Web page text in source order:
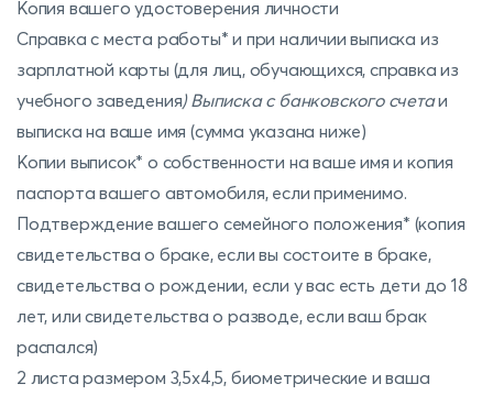
Копия вашего удостоверения личности
Справка с места работы* и при наличии выписка из
зарплатной карты (для лиц, обучающихся, справка из
учебного заведения) Выписка с банковского счетаи
выписка на ваше имя (сумма указана ниже)
Копии выписок* о собственности на ваше имя и копия
паспорта вашего автомобиля, если применимо.
Подтверждение вашего семейного положения* (копия
свидетельства о браке, если вы состоите в браке,
свидетельства о рождении, если у вас есть дети до 18
лет, или свидетельства о разводе, если ваш брак
распался)
2 листа размером 3,5х4,5, биометрические и ваша